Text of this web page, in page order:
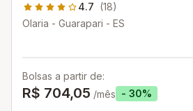
4.7 (18)
Olaria - Guarapari - ES
Bolsas a partir de:
R$ 704,05 /mês - 30%